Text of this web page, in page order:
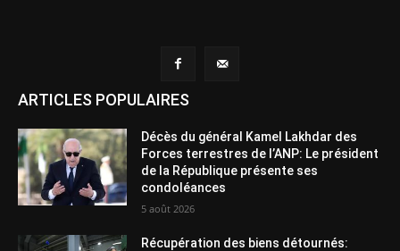
ARTICLES POPULAIRES
Décès du général Kamel Lakhdar des
Forces terrestres de l’ANP: Le président
de la République présente ses
condoléances
5 août 2026
Récupération des biens détournés: